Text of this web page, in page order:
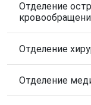
Отделение
Отделение
Отделение